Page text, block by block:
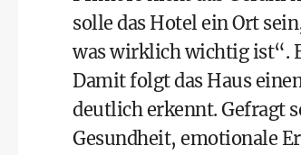
solle das Hotel ein Ort
was wirklich wichtig ist“.
Damit folgt das Haus
deutlich erkennt. Gefragt
Gesundheit, emotionale